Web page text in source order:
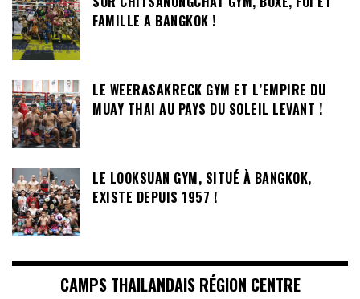
FAMILLE A BANGKOK !
LE WEERASAKRECK GYM ET L’EMPIRE DU
MUAY THAI AU PAYS DU SOLEIL LEVANT !
LE LOOKSUAN GYM, SITUÉ À BANGKOK,
EXISTE DEPUIS 1957 !
CAMPS THAILANDAIS RÉGION CENTRE